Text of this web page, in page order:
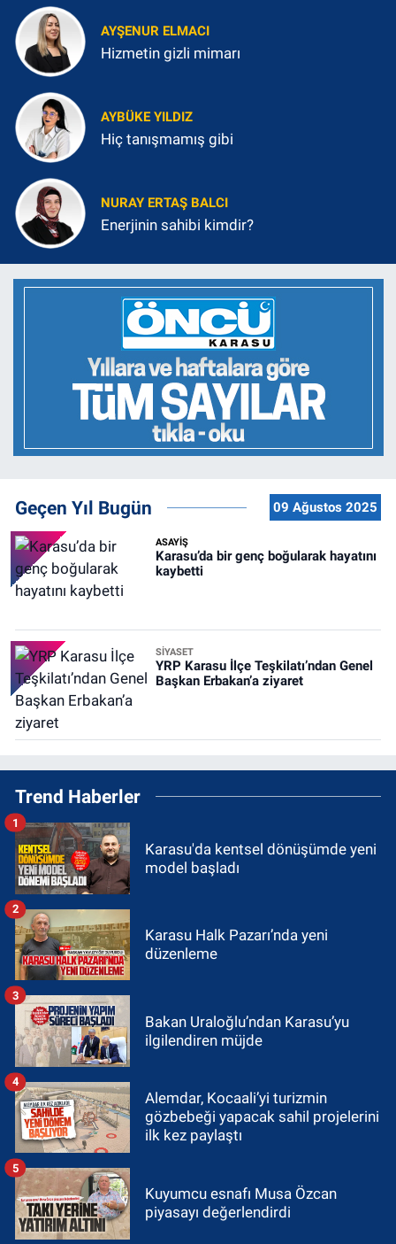
AYŞENUR ELMACI
Hizmetin gizli mimarı
AYBÜKE YILDIZ
Hiç tanışmamış gibi
NURAY ERTAŞ BALCI
Enerjinin sahibi kimdir?
Geçen Yıl Bugün 09 Ağustos 2025
ASAYİŞ
Karasu’da bir genç boğularak hayatını
kaybetti
SİYASET
YRP Karasu İlçe Teşkilatı’ndan Genel
Başkan Erbakan’a ziyaret
Trend Haberler
Karasu'da kentsel dönüşümde yeni
model başladı
1
Karasu Halk Pazarı’nda yeni
düzenleme
2
Bakan Uraloğlu’ndan Karasu’yu
ilgilendiren müjde
3
Alemdar, Kocaali’yi turizmin
gözbebeği yapacak sahil projelerini
ilk kez paylaştı
4
Kuyumcu esnafı Musa Özcan
piyasayı değerlendirdi
5